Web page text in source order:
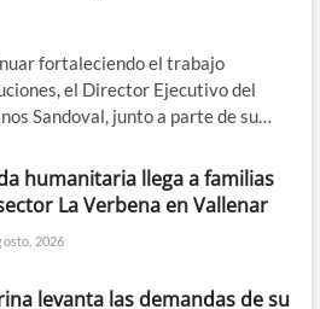
fortaleciendo el trabajo
el Director Ejecutivo del
Sandoval, junto a parte de su…
humanitaria llega a familias
La Verbena en Vallenar
2026
levanta las demandas de su